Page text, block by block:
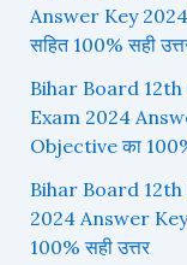
Answer Key 2024:
सहित 100% सही
Bihar Board
Exam 2024
Objective का
Bihar Board
2024 Answer
100% सही उत्तर